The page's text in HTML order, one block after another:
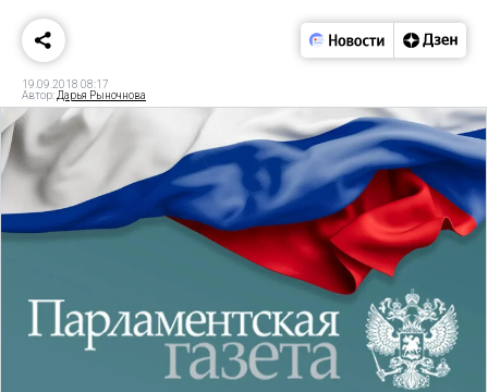
19.09.2018 08:17
Автор: Дарья Рыночнова